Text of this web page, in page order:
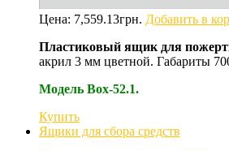
Цена: 7,559.13грн. Добавить в
Пластиковый ящик для
акрил 3 мм цветной. Габариты
Модель Box-52.1.
Купить
Ящики для сбора средств